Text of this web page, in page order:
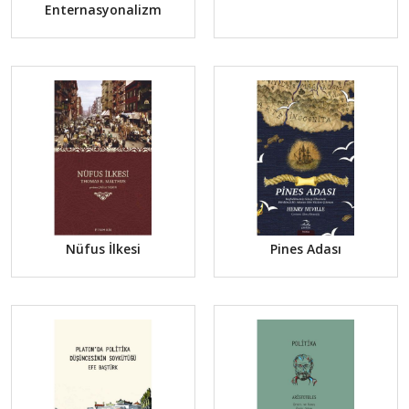
Enternasyonalizm
Nüfus İlkesi Pines Adası